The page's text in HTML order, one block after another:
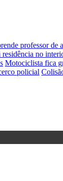
professor de
no
Motociclista fica
policial